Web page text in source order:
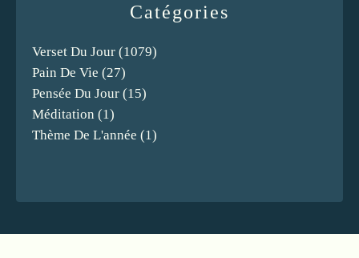
Catégories
Verset Du Jour (1079)
Pain De Vie (27)
Pensée Du Jour (15)
Méditation (1)
Thème De L'année (1)